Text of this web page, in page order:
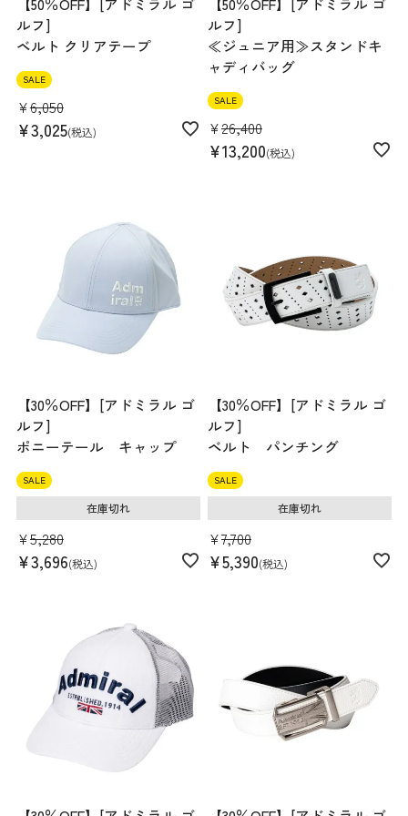
ルフ]
ベルト クリアテープ
SALE
¥6,050
¥3,025 税込
ルフ]
≪ジュニア用≫スタンドキ
ャディバッグ
SALE
¥26,400
¥13,200 税込
【30％OFF】[アドミラル ゴ
ルフ]
ポニーテール キャップ
SALE
¥5,280
¥3,696 税込
在庫切れ
【30％OFF】[アドミラル ゴ
ルフ]
ベルト パンチング
SALE
¥7,700
¥5,390 税込
在庫切れ